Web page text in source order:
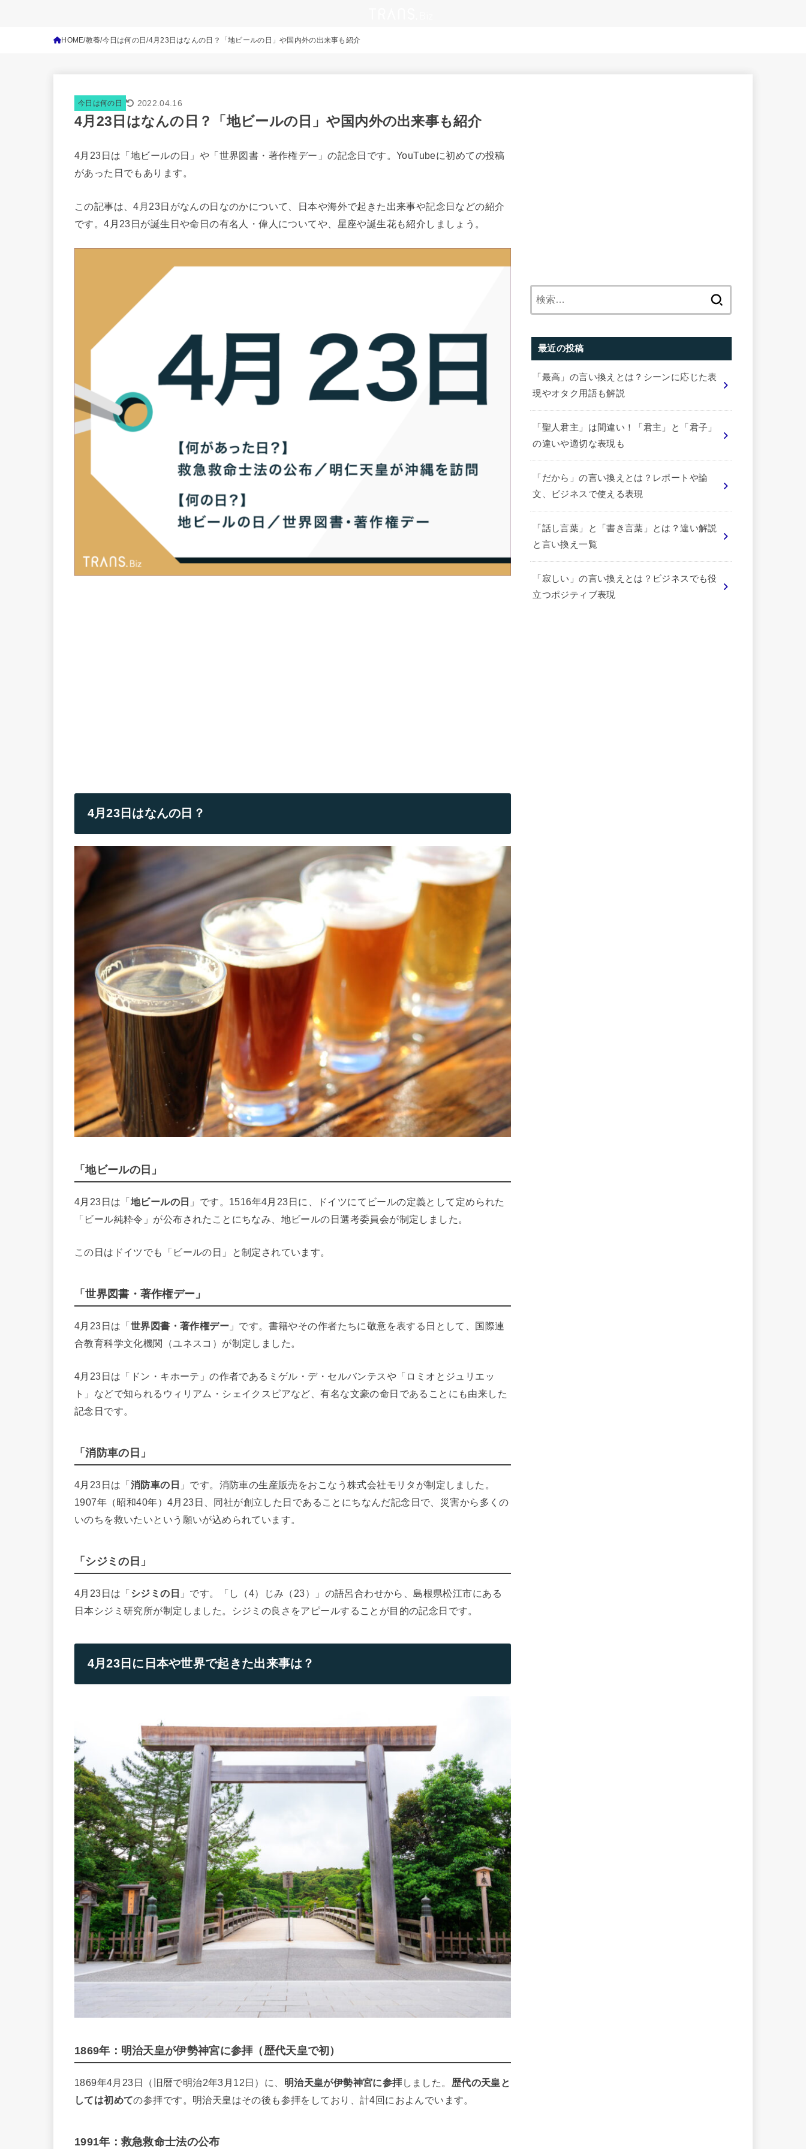
HOME 教養 今日は何の日 4月23日はなんの日？「地ビールの日」や国内外の出来事も紹介
今日は何の日 2022.04.16
4月23日はなんの日？「地ビールの日」や国内外の出来事も紹介
4月23日は「地ビールの日」や「世界図書・著作権デー」の記念日です。YouTubeに初めての投稿
があった日でもあります。
この記事は、4月23日がなんの日なのかについて、日本や海外で起きた出来事や記念日などの紹介
です。4月23日が誕生日や命日の有名人・偉人についてや、星座や誕生花も紹介しましょう。
4月23日はなんの日？
「地ビールの日」
4月23日は「地ビールの日 」です。1516年4月23日に、ドイツにてビールの定義として定められた
「ビール純粋令」が公布されたことにちなみ、地ビールの日選考委員会が制定しました。
この日はドイツでも「ビールの日」と制定されています。
「世界図書・著作権デー」
4月23日は「世界図書・著作権デー 」です。書籍やその作者たちに敬意を表する日として、国際連
合教育科学文化機関（ユネスコ）が制定しました。
4月23日は「ドン・キホーテ」の作者であるミゲル・デ・セルバンテスや「ロミオとジュリエッ
ト」などで知られるウィリアム・シェイクスピアなど、有名な文豪の命日であることにも由来した
記念日です。
「消防車の日」
4月23日は「消防車の日 」です。消防車の生産販売をおこなう株式会社モリタが制定しました。
1907年（昭和40年）4月23日、同社が創立した日であることにちなんだ記念日で、災害から多くの
いのちを救いたいという願いが込められています。
「シジミの日」
4月23日は「シジミの日 」です。「し（4）じみ（23）」の語呂合わせから、島根県松江市にある
日本シジミ研究所が制定しました。シジミの良さをアピールすることが目的の記念日です。
4月23日に日本や世界で起きた出来事は？
1869年：明治天皇が伊勢神宮に参拝（歴代天皇で初）
1869年4月23日（旧暦で明治2年3月12日）に、 明治天皇が伊勢神宮に参拝しました。 歴代の天皇と
しては初めての参拝です。明治天皇はその後も参拝をしており、計4回におよんでいます。
1991年：救急救命士法の公布
最近の投稿
「最高」の言い換えとは？シーンに応じた表
現やオタク用語も解説
「聖人君主」は間違い！「君主」と「君子」
の違いや適切な表現も
「だから」の言い換えとは？レポートや論
文、ビジネスで使える表現
「話し言葉」と「書き言葉」とは？違い解説
と言い換え一覧
「寂しい」の言い換えとは？ビジネスでも役
立つポジティブ表現